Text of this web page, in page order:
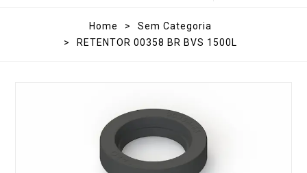
Home >
Sem Categoria
>
RETENTOR 00358 BR BVS 1500L